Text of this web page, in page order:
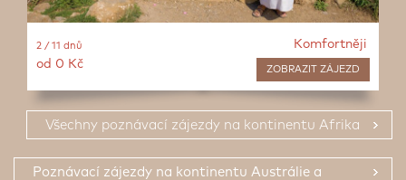
Komfortněji
ZOBRAZIT ZÁJEZD
2 / 11 dnů
od 0 Kč
Všechny poznávací zájezdy na kontinentu Afrika
Poznávací zájezdy na kontinentu Austrálie a